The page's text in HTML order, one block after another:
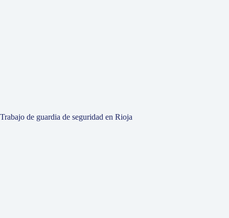
Trabajo de guardia de seguridad en Rioja